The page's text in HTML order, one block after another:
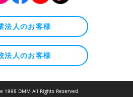
法人のお客様
法人のお客様
1998 DMM All Rights Reserved.